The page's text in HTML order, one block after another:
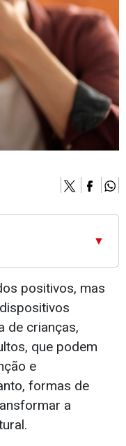
▼
positivos, mas
de crianças,
que podem
e
formas de
a